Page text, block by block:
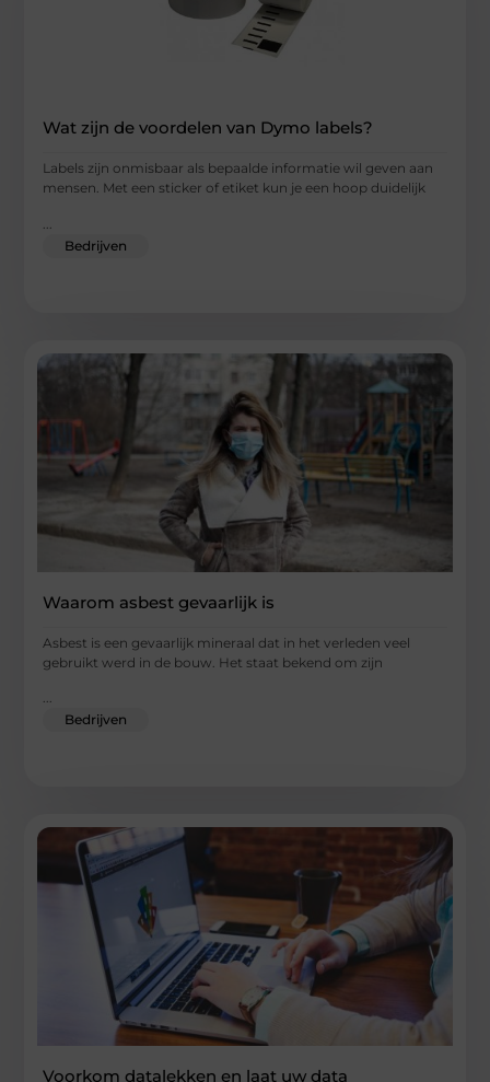
Wat zijn de voordelen van Dymo labels?
Labels zijn onmisbaar als bepaalde informatie wil geven aan
mensen. Met een sticker of etiket kun je een hoop duidelijk
Bedrijven
Waarom asbest gevaarlijk is
Asbest is een gevaarlijk mineraal dat in het verleden veel
gebruikt werd in de bouw. Het staat bekend om zijn
...
Bedrijven
Voorkom datalekken en laat uw data